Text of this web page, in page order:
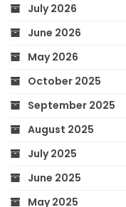
July 2026
June 2026
May 2026
October 2025
September 2025
August 2025
July 2025
June 2025
May 2025